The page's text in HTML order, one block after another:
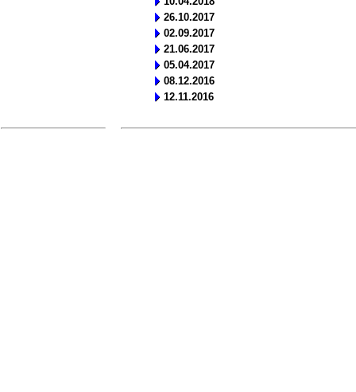
26.10.2017
02.09.2017
21.06.2017
05.04.2017
08.12.2016
12.11.2016